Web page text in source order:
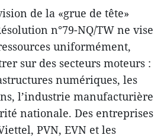
de la «grue de tête»
n°79-NQ/TW ne vise
uniformément,
sur des secteurs moteurs :
numériques, les
l’industrie manufacturière
nationale. Des entreprises
PVN, EVN et les